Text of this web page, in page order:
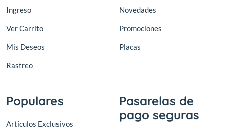
Ingreso
Ver Carrito
Mis Deseos
Rastreo
Novedades
Promociones
Placas
Populares
Artículos Exclusivos
Pasarelas de
pago seguras